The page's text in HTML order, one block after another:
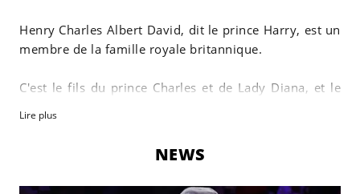
Henry Charles Albert David, dit le prince Harry, est un
membre de la famille royale britannique.
C'est le fils du prince Charles et de Lady Diana, et le
Le prince Harry est né le 15 septembre 1984 au St
Mary's Hospital, à Londres. Il est sixième dans l'ordre
de succession au trône britannique.
Lire plus
NEWS